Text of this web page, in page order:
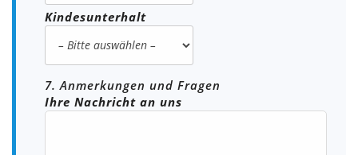
Kindesunterhalt
7. Anmerkungen und Fragen
Ihre Nachricht an uns